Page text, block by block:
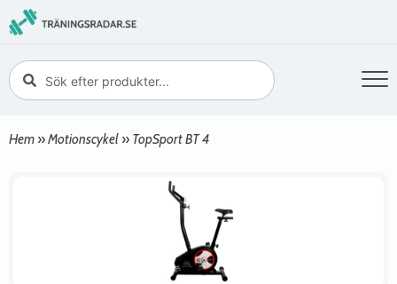
Hem »Motionscykel » TopSport BT 4